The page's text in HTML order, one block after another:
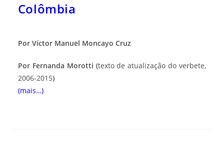
Colômbia
Por Víctor Manuel Moncayo Cruz
Por Fernanda Morotti (texto de atualização do verbete,
2006-2015)
(mais…)